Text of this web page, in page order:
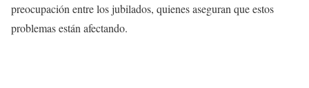
preocupación entre los jubilados, quienes aseguran que estos
problemas están afectando.